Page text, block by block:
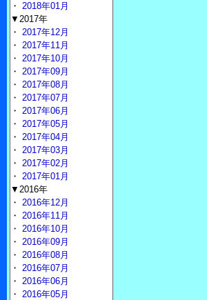
・ 2018年01月
▼2017年
・ 2017年12月
・ 2017年11月
・ 2017年10月
・ 2017年09月
・ 2017年08月
・ 2017年07月
・ 2017年06月
・ 2017年05月
・ 2017年04月
・ 2017年03月
・ 2017年02月
・ 2017年01月
▼2016年
・ 2016年12月
・ 2016年11月
・ 2016年10月
・ 2016年09月
・ 2016年08月
・ 2016年07月
・ 2016年06月
・ 2016年05月